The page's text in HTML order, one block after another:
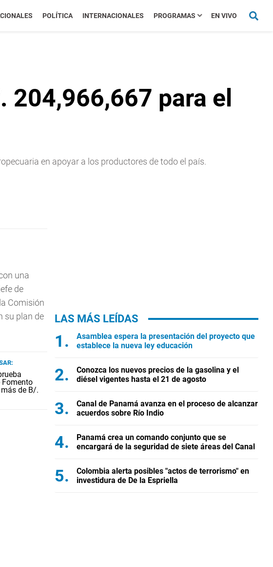
POLÍTICA INTERNACIONALES PROGRAMAS EN VIVO
para el
en apoyar a los productores de todo el país.
una
de
Comisión
su plan de
Fomento
de B/.
LAS MÁS LEÍDAS
Asamblea espera la presentación del proyecto que
establece la nueva ley educación
Conozca los nuevos precios de la gasolina y el
diésel vigentes hasta el 21 de agosto
Canal de Panamá avanza en el proceso de alcanzar
acuerdos sobre Río Indio
Panamá crea un comando conjunto que se
encargará de la seguridad de siete áreas del Canal
Colombia alerta posibles "actos de terrorismo" en
investidura de De la Espriella